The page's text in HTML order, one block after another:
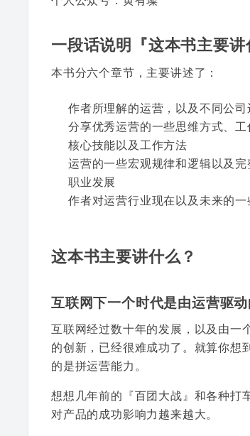
一段话说明『这本书主要讲
本书分六个章节，主要讲述了：
作者所理解的运营，以及不同公
分享优秀运营的一些思维方式、
核心技能以及工作方法
运营的一些宏观规律和逻辑以及
职业发展
作者对运营行业现在以及未来的一
这本书主要讲什么？
互联网下一个时代是由运营驱
互联网经过数十年的发展，以及由一
的创新，已经很难成功了。就算你想
的是拼运营能力。
想想几年前的『百团大战』和各种打
对产品的成功影响力越来越大。